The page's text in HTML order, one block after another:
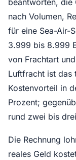
beantworten, die
nach Volumen,
für eine Sea-Air-
3.999 bis 8.999
von Frachtart
Luftfracht ist das
Kostenvorteil in
Prozent;
rund zwei bis
Die Rechnung
reales Geld